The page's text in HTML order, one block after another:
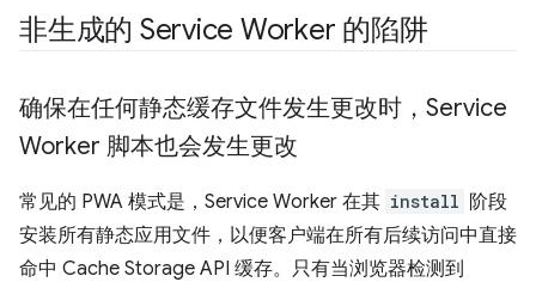
非生成的 Service Worker 的陷阱
确保在任何静态缓存文件发生更改时，Service
Worker 脚本也会发生更改
常见的 PWA 模式是，Service Worker 在其 install 阶段
安装所有静态应用文件，以便客户端在所有后续访问中直接
命中 Cache Storage API 缓存。只有当浏览器检测到